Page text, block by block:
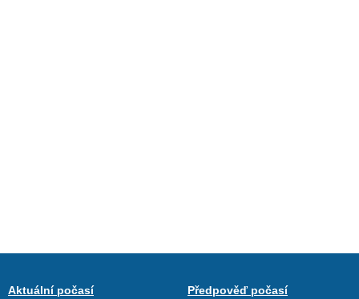
Aktuální počasí
Předpověď počasí